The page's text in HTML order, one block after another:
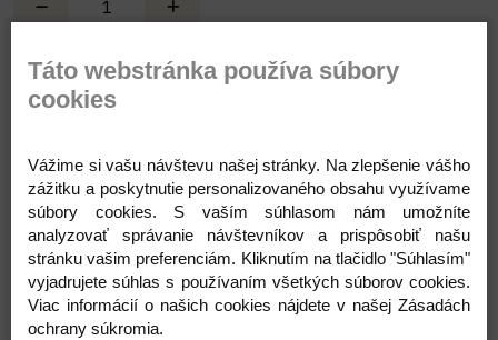
Pridať do košíka
Popis Parametre Komentáre Recenzie
Táto webstránka používa súbory
cookies
Vážime si vašu návštevu našej stránky. Na zlepšenie vášho
zážitku a poskytnutie personalizovaného obsahu využívame
súbory cookies. S vaším súhlasom nám umožníte
analyzovať správanie návštevníkov a prispôsobiť našu
stránku vašim preferenciám. Kliknutím na tlačidlo "Súhlasím"
vyjadrujete súhlas s používaním všetkých súborov cookies.
Viac informácií o našich cookies nájdete v našej Zásadách
ochrany súkromia.